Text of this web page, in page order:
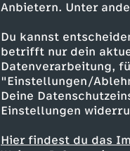
Anbietern. Unter
Du kannst
betrifft nur dein
Datenverarbeitung,
"Einstellungen/
Deine
Einstellungen
Hier findest du das